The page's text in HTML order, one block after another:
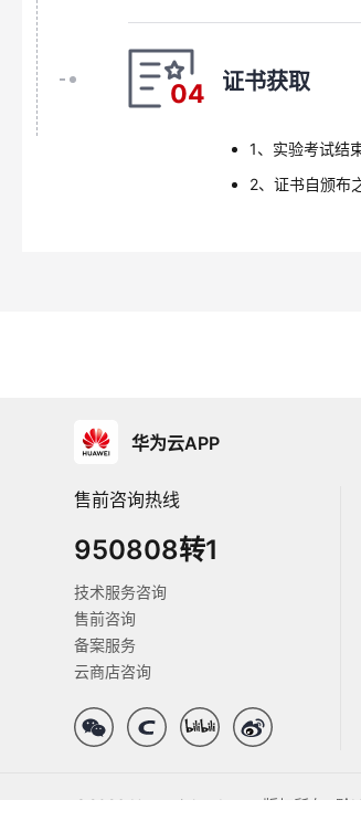
04 证书获取
1、实验考试结
2、证书自颁布
华为云APP
售前咨询热线
950808转1
技术服务咨询
售前咨询
备案服务
云商店咨询
©2026 Huaweicloud.com 版权所有 黔